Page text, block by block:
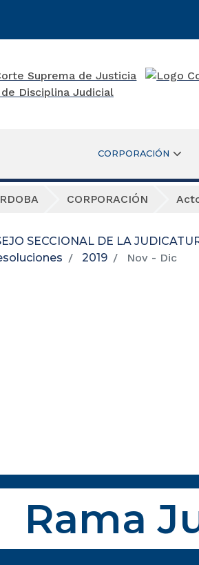
CORPORACIÓN
CORPORACIÓN
SECCIONAL DE LA
2019 Nov - Dic
Rama